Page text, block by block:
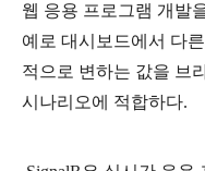
웹 응용 프로그램 개발
예로 대시보드에서 다
적으로 변하는 값을 브
시나리오에 적합하다.